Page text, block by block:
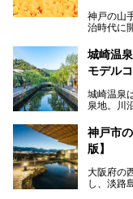
神戸の山
治時代に
っぱいに
コワーキ
設備で人
城崎温
モデル
城崎温泉
泉地。川
られてい
ちょうど
の観光ス
盛り込ん
神戸市
版】
大阪府の
し、淡路